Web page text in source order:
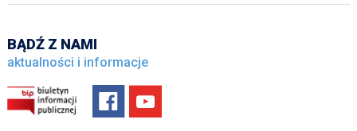
BĄDŹ Z NAMI
aktualności i informacje